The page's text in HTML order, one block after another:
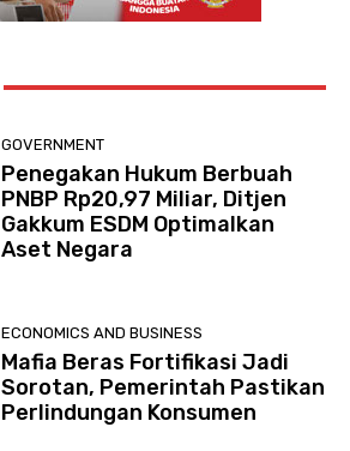
GOVERNMENT
Penegakan Hukum Berbuah
PNBP Rp20,97 Miliar, Ditjen
Gakkum ESDM Optimalkan
Aset Negara
ECONOMICS AND BUSINESS
Mafia Beras Fortifikasi Jadi
Sorotan, Pemerintah Pastikan
Perlindungan Konsumen